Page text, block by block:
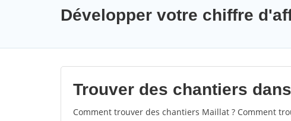
Développer votre chiffre
Trouver des chantiers
Comment trouver des chantiers Maillat ? Comment